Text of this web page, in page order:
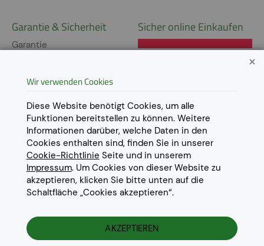
Garantie & Sicherheit
Garantie
AGB
Datenschutz
Impressum
Cookie Einstellungen
Sicher online Einkaufen
Lieferungen in weitere Länder
gerne aufAnfrage
Die aufgeführten Markennamen und Warenzeichen dienen
ausschliesslich zur Beschreibung unserer Produkte und sind
Warenzeichen der jeweiligen Eigentümer.
Wir verwenden Cookies
Diese Website benötigt Cookies, um alle
Funktionen bereitstellen zu können. Weitere
Informationen darüber, welche Daten in den
Cookies enthalten sind, finden Sie in unserer
Cookie-Richtlinie Seite und in unserem
Impressum. Um Cookies von dieser Website zu
akzeptieren, klicken Sie bitte unten auf die
Schaltfläche „Cookies akzeptieren“.
AKZEPTIEREN